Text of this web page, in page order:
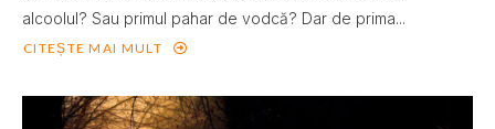
alcoolul? Sau primul pahar de vodcă? Dar de prima...
CITEȘTE MAI MULT